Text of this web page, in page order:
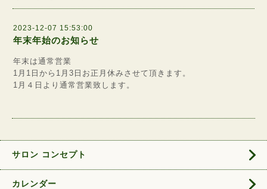
2023-12-07 15:53:00
年末年始のお知らせ
年末は通常営業
1月1日から1月3日お正月休みさせて頂きます。
1月４日より通常営業致します。
サロン コンセプト
カレンダー